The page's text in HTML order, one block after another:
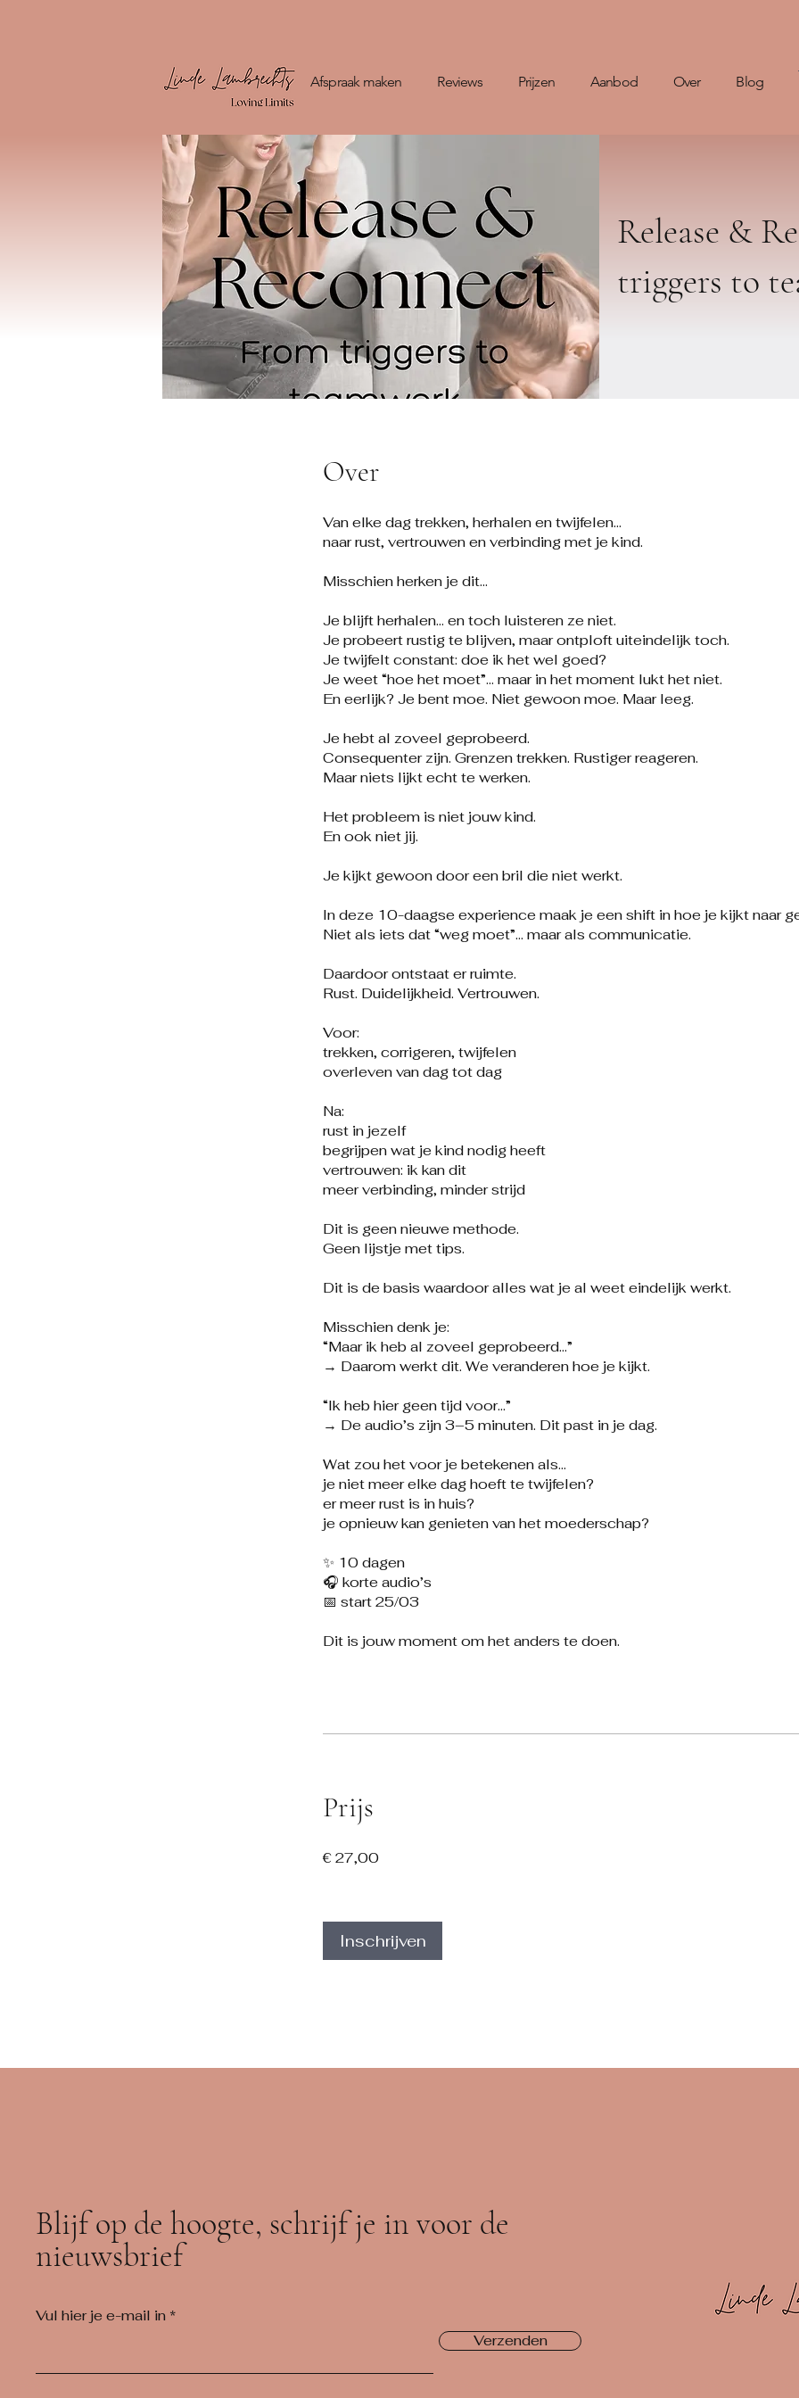
Afspraak maken Reviews Prijzen Aanbod Over Blog
Release &
triggers to
Over
Van elke dag trekken, herhalen en twijfelen…
naar rust, vertrouwen en verbinding met je kind.
Misschien herken je dit…
Je blijft herhalen… en toch luisteren ze niet.
Je probeert rustig te blijven, maar ontploft uiteindelijk toch.
Je twijfelt constant: doe ik het wel goed?
Je weet “hoe het moet”… maar in het moment lukt het niet.
En eerlijk? Je bent moe. Niet gewoon moe. Maar leeg.
Je hebt al zoveel geprobeerd.
Consequenter zijn. Grenzen trekken. Rustiger reageren.
Maar niets lijkt echt te werken.
Het probleem is niet jouw kind.
En ook niet jij.
Je kijkt gewoon door een bril die niet werkt.
In deze 10-daagse experience maak je een shift in hoe je kijkt naar
Niet als iets dat “weg moet”… maar als communicatie.
Daardoor ontstaat er ruimte.
Rust. Duidelijkheid. Vertrouwen.
Voor:
trekken, corrigeren, twijfelen
overleven van dag tot dag
Na:
rust in jezelf
begrijpen wat je kind nodig heeft
vertrouwen: ik kan dit
meer verbinding, minder strijd
Dit is geen nieuwe methode.
Geen lijstje met tips.
Dit is de basis waardoor alles wat je al weet eindelijk werkt.
Misschien denk je:
“Maar ik heb al zoveel geprobeerd…”
→ Daarom werkt dit. We veranderen hoe je kijkt.
“Ik heb hier geen tijd voor…”
→ De audio’s zijn 3–5 minuten. Dit past in je dag.
Wat zou het voor je betekenen als…
je niet meer elke dag hoeft te twijfelen?
er meer rust is in huis?
je opnieuw kan genieten van het moederschap?
✨ 10 dagen
🎧 korte audio’s
📅 start 25/03
Dit is jouw moment om het anders te doen.
Prijs
€ 27,00
Inschrijven
Blijf op de hoogte, schrijf je in voor de
nieuwsbrief
Vul hier je e-mail in
Verzenden